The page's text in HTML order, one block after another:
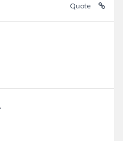
Quote